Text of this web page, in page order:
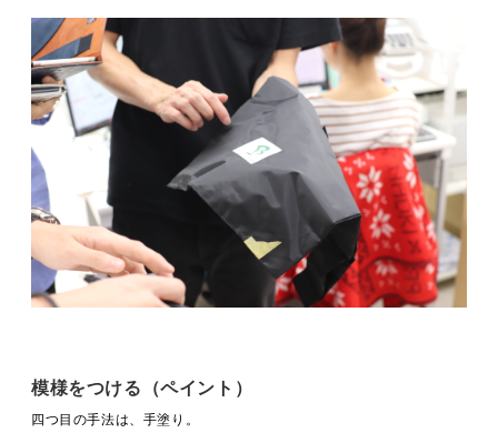
模様をつける（ペイント）
四つ目の手法は、手塗り。